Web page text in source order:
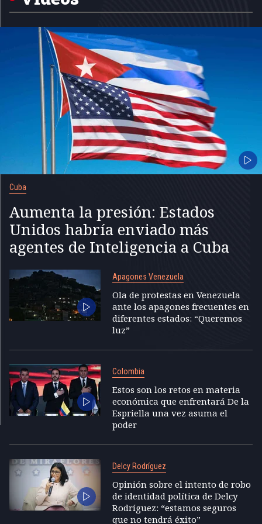
Cuba
Aumenta la presión: Estados
Unidos habría enviado más
agentes de Inteligencia a Cuba
Apagones Venezuela
Ola de protestas en Venezuela
ante los apagones frecuentes en
diferentes estados: “Queremos
luz”
Colombia
Estos son los retos en materia
económica que enfrentará De la
Espriella una vez asuma el
poder
Delcy Rodríguez
Opinión sobre el intento de robo
de identidad política de Delcy
Rodríguez: “estamos seguros
que no tendrá éxito”